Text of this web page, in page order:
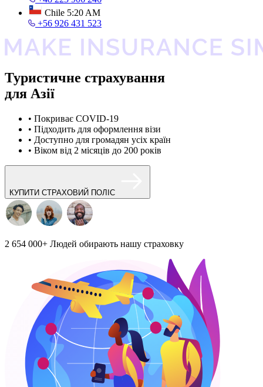
Chile 5:20 AM
+56 926 431 523
Туристичне страхування
для Азії
• Покриває COVID-19
• Підходить для оформлення візи
• Доступно для громадян усіх країн
• Віком від 2 місяців до 200 років
КУПИТИ СТРАХОВИЙ ПОЛІС
2 654 000+ Людей обирають нашу страховку